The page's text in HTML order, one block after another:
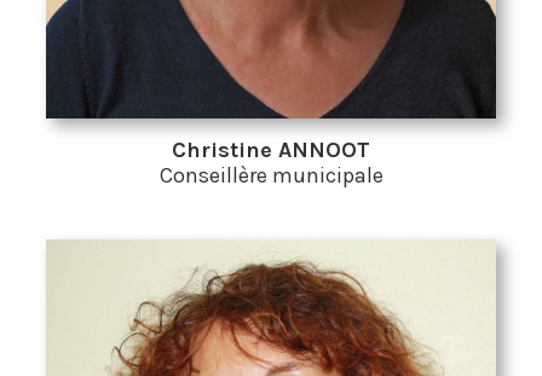
Christine ANNOOT
Conseillère municipale